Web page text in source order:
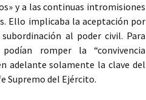
y a las continuas intromisiones
Ello implicaba la aceptación por
al poder civil. Para
romper la “convivencia
adelante solamente la clave del
Supremo del Ejército.